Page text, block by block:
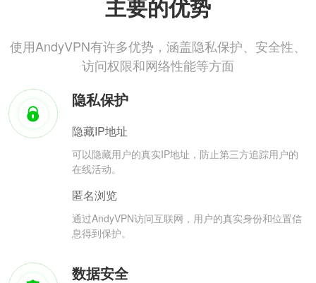
主要的优势
使用AndyVPN有许多优势，涵盖隐私保护、安全性、
访问权限和网络性能等方面
隐私保护
隐藏IP地址
可以隐藏用户的真实IP地址，防止第三方追踪用户的
在线活动。
匿名浏览
通过AndyVPN访问互联网，用户的真实身份和位置信
息得到保护。
数据安全